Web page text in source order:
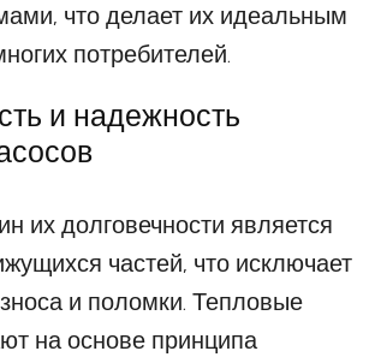
что делает их идеальным
потребителей.
и надежность
их долговечности является
частей, что исключает
и поломки. Тепловые
на основе принципа